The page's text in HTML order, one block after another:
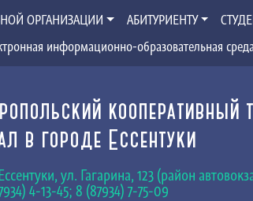
кооперативный
в городе Ессентуки
ул. Гагарина, 123 (район
4-13-45; 8 (87934) 7-75-09
ОРГАНИЗАЦИИ АБИТУРИЕНТУ
информационно-образовательная